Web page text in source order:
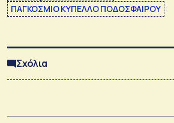
ΠΑΓΚΟΣΜΙΟ ΚΥΠΕΛΛΟ ΠΟΔΟΣΦΑΙΡΟΥ
Σχόλια